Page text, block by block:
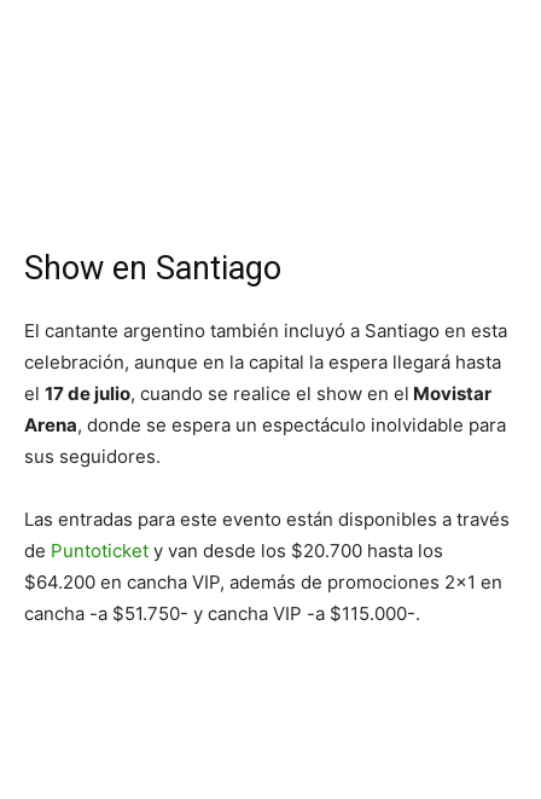
Show en Santiago
El cantante argentino también incluyó a Santiago en esta
celebración, aunque en la capital la espera llegará hasta
el 17 de julio, cuando se realice el show en el Movistar
Arena, donde se espera un espectáculo inolvidable para
sus seguidores.
Las entradas para este evento están disponibles a través
de Puntoticket y van desde los $20.700​ hasta los
$64.200 en cancha VIP, además de promociones 2×1 en
cancha -a $51.750- y cancha VIP -a $115.000-.